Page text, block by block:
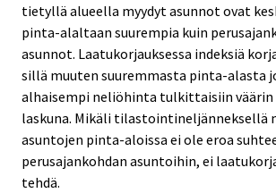
tietyllä alueella myydyt asunnot ovat
pinta-alaltaan suurempia kuin
asunnot. Laatukorjauksessa indeksiä
sillä muuten suuremmasta pinta-alasta
alhaisempi neliöhinta tulkittaisiin
laskuna. Mikäli tilastointineljänneksellä
asuntojen pinta-aloissa ei ole eroa
perusajankohdan asuntoihin, ei
tehdä.